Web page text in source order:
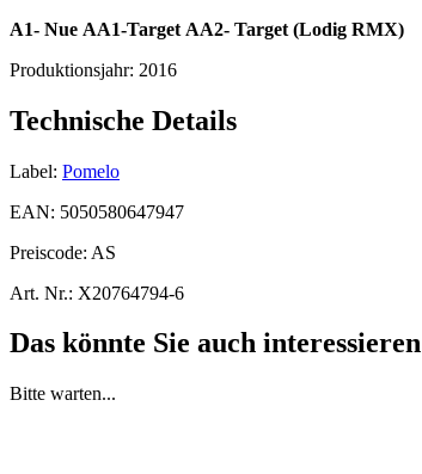
A1- Nue AA1-Target AA2- Target (Lodig RMX)
Produktionsjahr: 2016
Technische Details
Label: Pomelo
EAN: 5050580647947
Preiscode: AS
Art. Nr.: X20764794-6
Das könnte Sie auch interessieren
Bitte warten...